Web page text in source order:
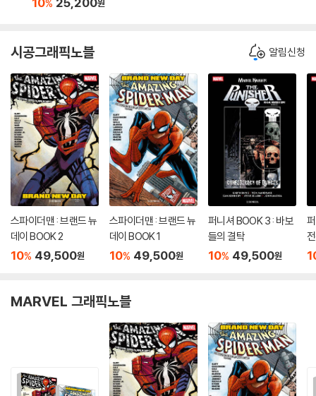
% 원
시공그래픽노블 알림신청
스파이더맨 : 브랜드 뉴
데이 BOOK 2
10% 49,500원
스파이더맨 : 브랜드 뉴
데이 BOOK 1
10% 49,500원
퍼니셔 BOOK 3 : 바보
들의 결탁
10% 49,500원
MARVEL 그래픽노블